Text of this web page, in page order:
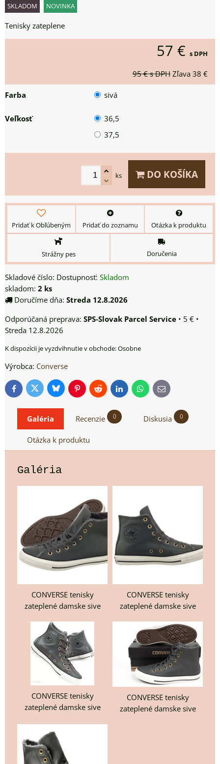
SKLADOM NOVINKA
Tenisky zateplene
57 € s DPH
95 €s DPHZľava38 €
Farba sivá
Veľkosť
36,5
37,5
ks DO KOŠÍKA
Pridať k Obľúbeným Pridať do zoznamu Otázka k produktu
Strážny pes Doručenia
Skladové číslo: Dostupnosť: Skladom
skladom: 2 ks
Doručíme dňa: Streda 12.8.2026
SPS-Slovak Parcel Service • 5 € •
Streda 12.8.2026
Osobne
Výrobca: Converse
FacebookTwitterBlueskyPinterestReddit LinkedInWhatsApp
E-
mail
Galéria Recenzie 0 Diskusia 0
Otázka k produktu
Galéria
CONVERSE tenisky
zateplené damske sive
CONVERSE tenisky
zateplené damske sive
CONVERSE tenisky
zateplené damske sive
CONVERSE tenisky
zateplené damske sive